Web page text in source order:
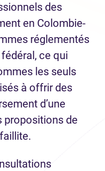
des
en Colombie-
réglementés
ce qui
les seuls
à offrir des
d’une
propositions de